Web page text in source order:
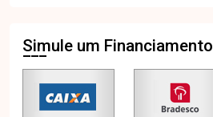
Simule um Financiamento